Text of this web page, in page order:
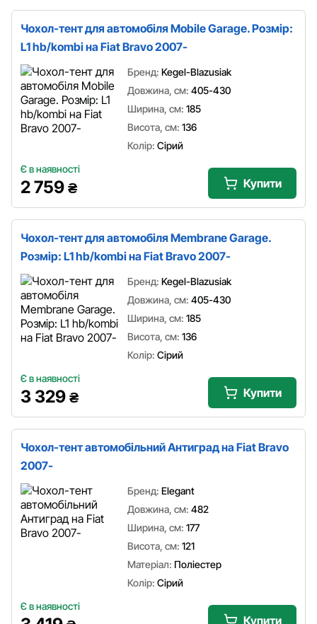
Чохол-тент для автомобіля Mobile Garage. Розмір:
L1 hb/kombi на Fiat Bravo 2007-
Бренд: Kegel-Blazusiak
Довжина, см: 405-430
Ширина, см: 185
Висота, см: 136
Колір: Сірий
Є в наявності
2 759 ₴ Купити
Чохол-тент для автомобіля Membrane Garage.
Розмір: L1 hb/kombi на Fiat Bravo 2007-
Бренд: Kegel-Blazusiak
Довжина, см: 405-430
Ширина, см: 185
Висота, см: 136
Колір: Сірий
Є в наявності
3 329 ₴ Купити
Чохол-тент автомобільний Антиград на Fiat Bravo
2007-
Бренд: Elegant
Довжина, см: 482
Ширина, см: 177
Висота, см: 121
Матеріал: Поліестер
Колір: Сірий
Є в наявності
Купити